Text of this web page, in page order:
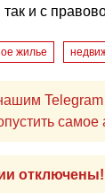
и с
жилье
чтобы не
отключены!